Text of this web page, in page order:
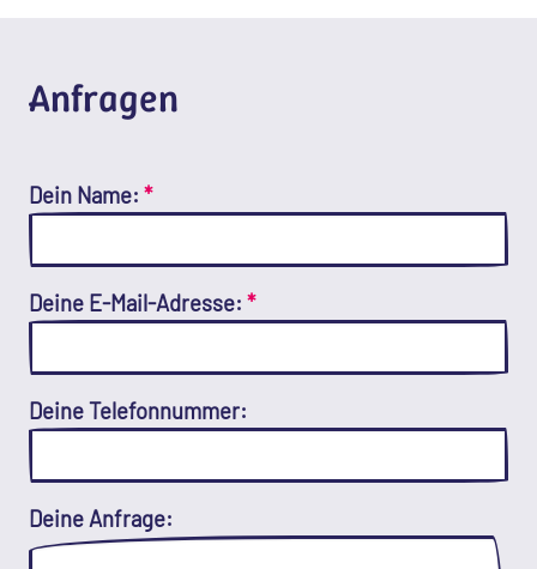
Anfragen
Dein Name: *
Deine E-Mail-Adresse: *
Deine Telefonnummer:
Deine Anfrage: